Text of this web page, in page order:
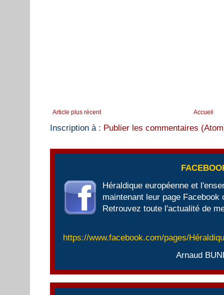
Article plus récent Accueil
Inscription à : Publier les commentaires
Héraldique européenne et
maintenant leur page Facebook
Retrouvez toute l'actualité de
https://www.facebook.com/pages/
Arnaud